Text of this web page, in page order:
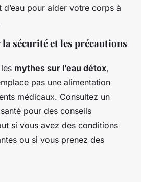
d’eau pour aider votre corps à
sécurité et les précautions
mythes sur l’eau détox,
pas une alimentation
médicaux. Consultez un
pour des conseils
si vous avez des conditions
ou si vous prenez des